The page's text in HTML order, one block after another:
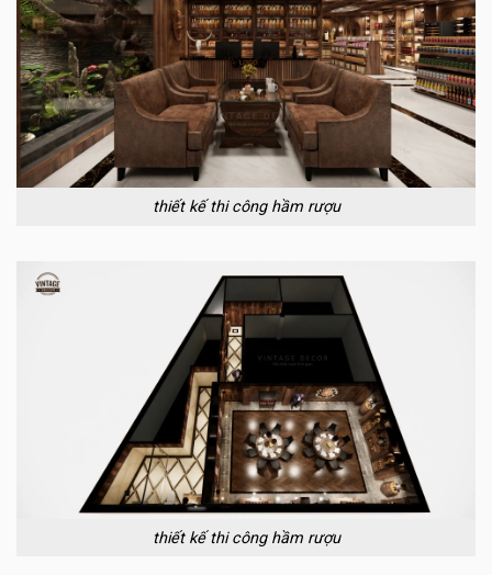
thiết kế thi công hầm rượu
thiết kế thi công hầm rượu